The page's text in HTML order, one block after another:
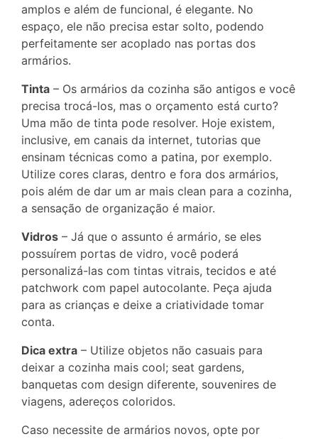
amplos e além de funcional, é elegante. No
espaço, ele não precisa estar solto, podendo
perfeitamente ser acoplado nas portas dos
armários.
Tinta – Os armários da cozinha são antigos e você
precisa trocá-los, mas o orçamento está curto?
Uma mão de tinta pode resolver. Hoje existem,
inclusive, em canais da internet, tutorias que
ensinam técnicas como a patina, por exemplo.
Utilize cores claras, dentro e fora dos armários,
pois além de dar um ar mais clean para a cozinha,
a sensação de organização é maior.
Vidros – Já que o assunto é armário, se eles
possuírem portas de vidro, você poderá
personalizá-las com tintas vitrais, tecidos e até
patchwork com papel autocolante. Peça ajuda
para as crianças e deixe a criatividade tomar
conta.
Dica extra – Utilize objetos não casuais para
deixar a cozinha mais cool; seat gardens,
banquetas com design diferente, souvenires de
viagens, adereços coloridos.
Caso necessite de armários novos, opte por